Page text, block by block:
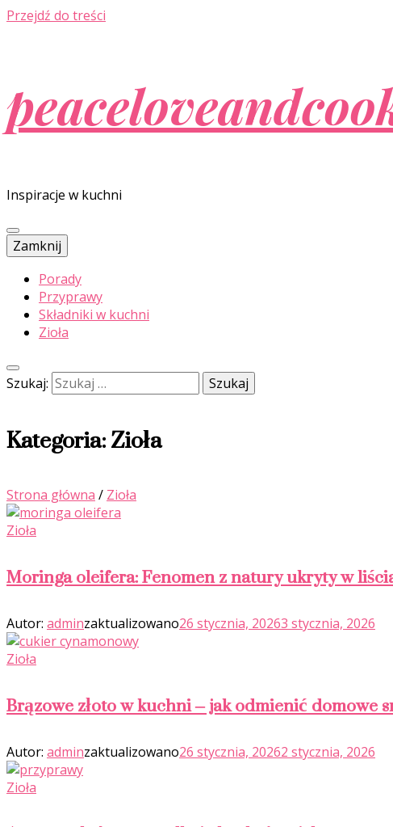
Przejdź do treści
Inspiracje w kuchni
Zamknij
Porady
Przyprawy
Składniki w kuchni
Zioła
Szukaj:
Kategoria:Zioła
Strona główna / Zioła
Zioła
Moringa oleifera: Fenomen z natury ukryty w
Autor: adminzaktualizowano26 stycznia, 20263 stycznia, 2026
Zioła
Brązowe złoto w kuchni – jak odmienić domowe
Autor: adminzaktualizowano26 stycznia, 20262 stycznia, 2026
Zioła